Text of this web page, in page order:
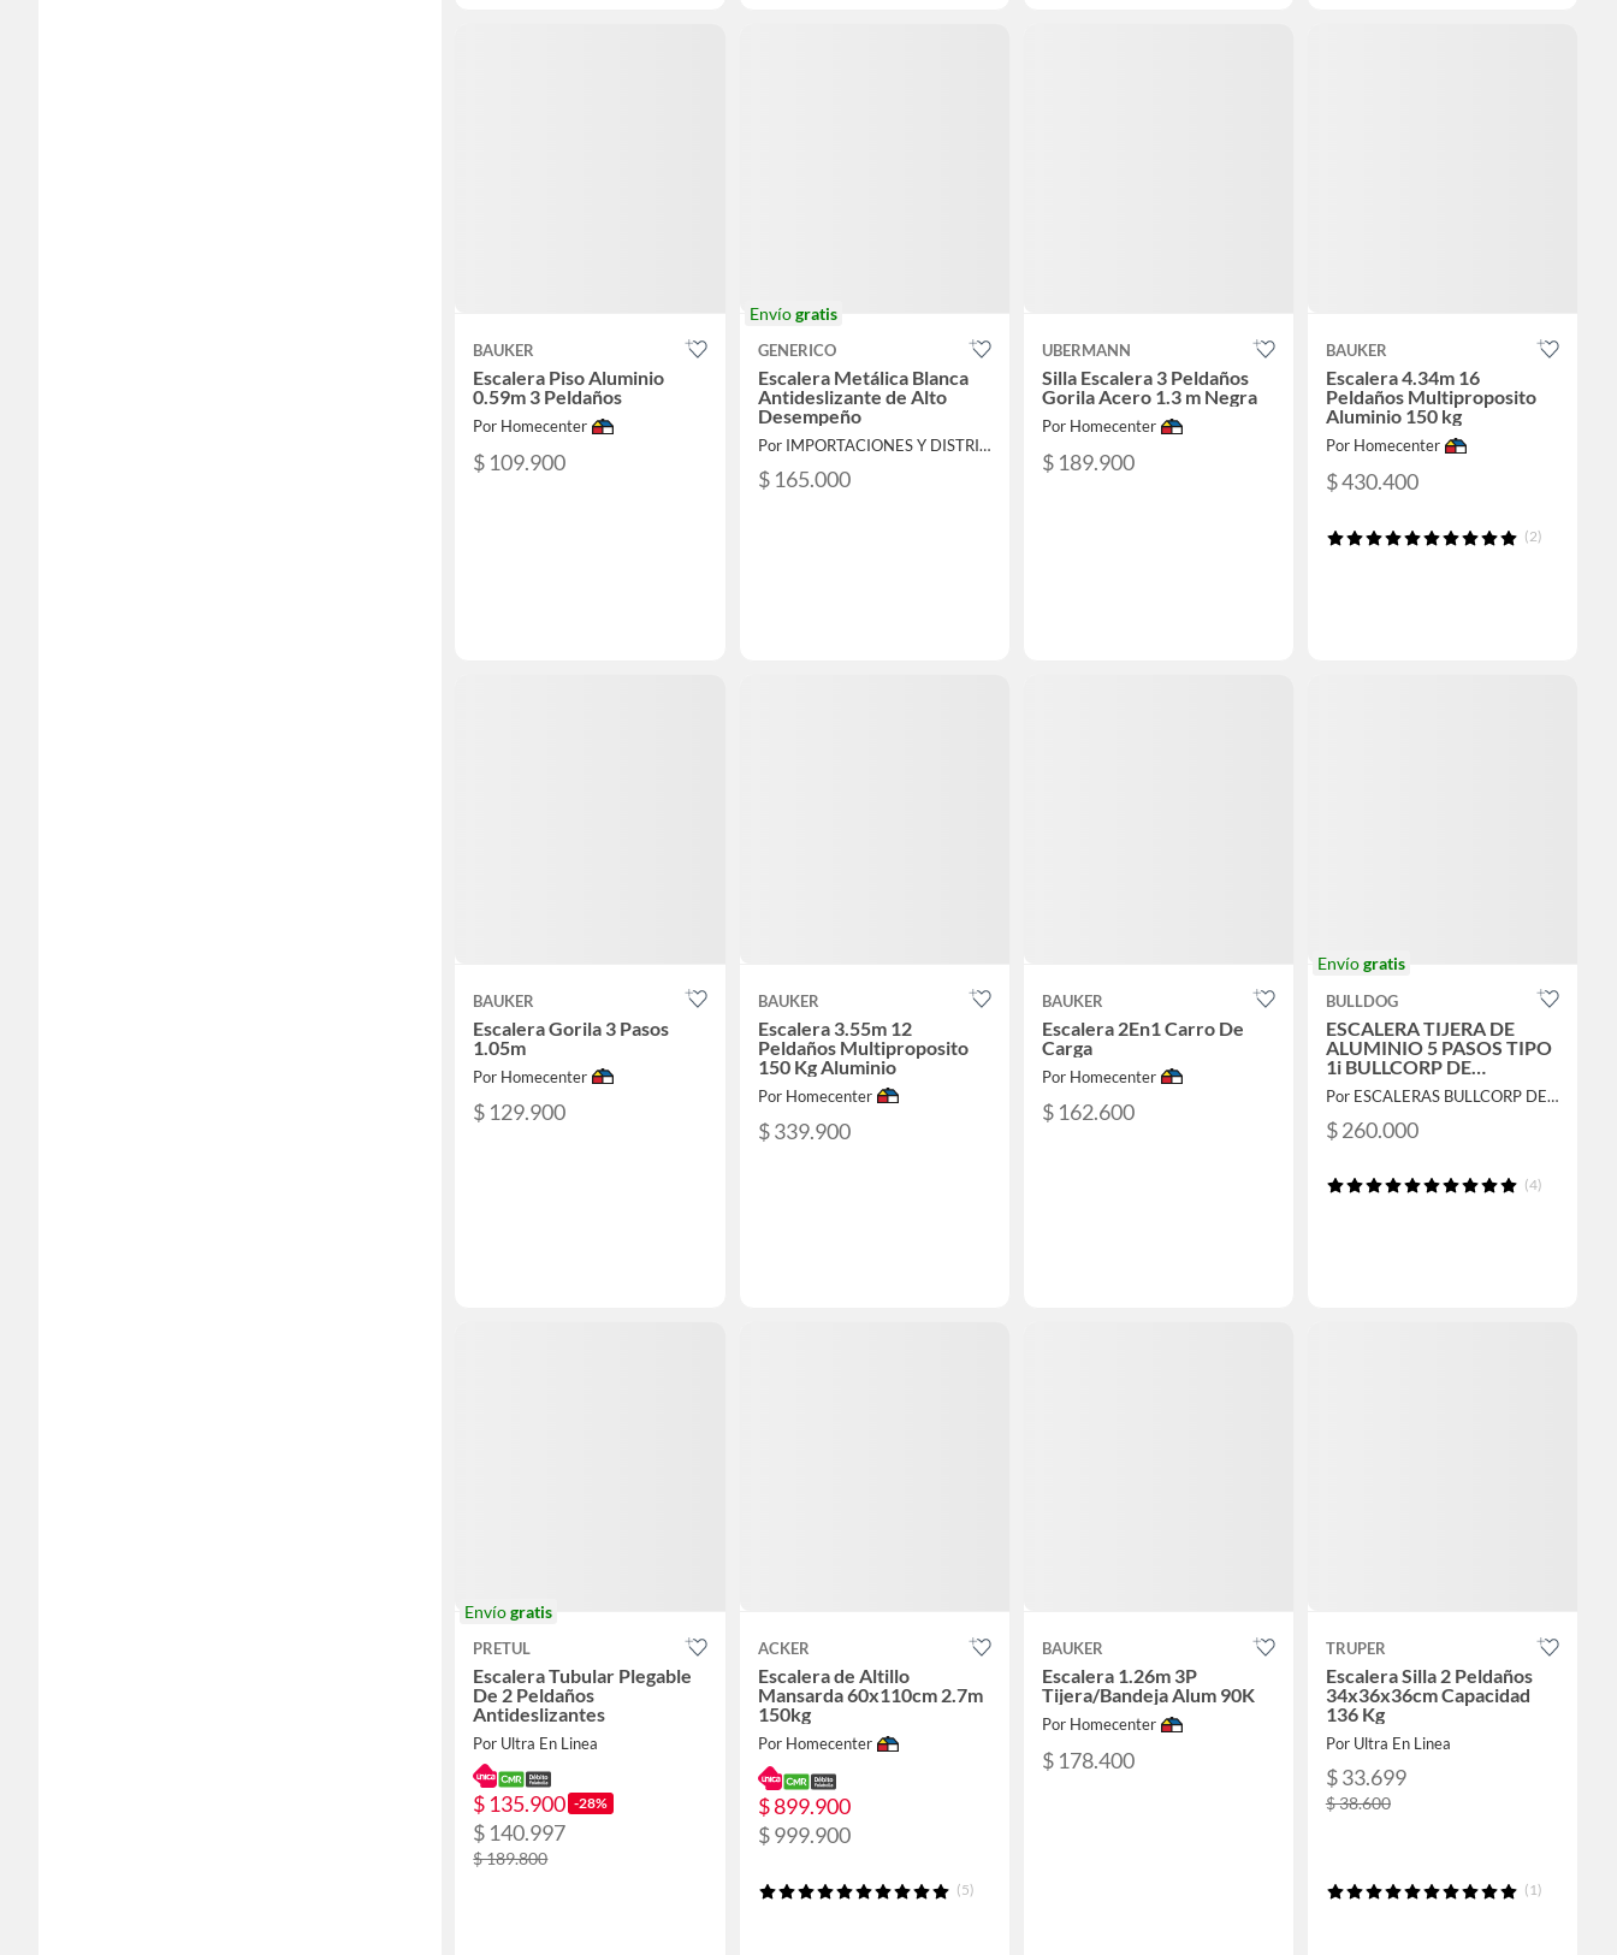
BAUKER
Escalera Piso Aluminio
0.59m 3 Peldaños
Por Homecenter
$ 109.900
Envíogratis
GENERICO
Escalera Metálica Blanca
Antideslizante de Alto
Desempeño
Por IMPORTACIONES Y DISTRIBUCIONES ROMAN S.A.S
$ 165.000
UBERMANN
Silla Escalera 3 Peldaños
Gorila Acero 1.3 m Negra
Por Homecenter
$ 189.900
BAUKER
Escalera 4.34m 16
Peldaños Multiproposito
Aluminio 150 kg
Por Homecenter
$ 430.400
(2)
BAUKER
Escalera Gorila 3 Pasos
1.05m
Por Homecenter
$ 129.900
BAUKER
Escalera 3.55m 12
Peldaños Multiproposito
150 Kg Aluminio
Por Homecenter
$ 339.900
BAUKER
Escalera 2En1 Carro De
Carga
Por Homecenter
$ 162.600
Envíogratis
BULLDOG
ESCALERA TIJERA DE
ALUMINIO 5 PASOS TIPO
1i BULLCORP DE
COLOMBIA.
Por ESCALERAS BULLCORP DE COLOMBIA
$ 260.000
(4)
Envíogratis
PRETUL
Escalera Tubular Plegable
De 2 Peldaños
Antideslizantes
Por Ultra En Linea
$ 135.900 -28%
$ 140.997
$ 189.800
ACKER
Escalera de Altillo
Mansarda 60x110cm 2.7m
150kg
Por Homecenter
$ 899.900
$ 999.900
(5)
BAUKER
Escalera 1.26m 3P
Tijera/Bandeja Alum 90K
Por Homecenter
$ 178.400
TRUPER
Escalera Silla 2 Peldaños
34x36x36cm Capacidad
136 Kg
Por Ultra En Linea
$ 33.699
$ 38.600
(1)